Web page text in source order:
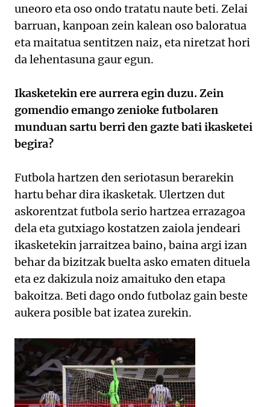
uneoro eta oso ondo tratatu naute beti. Zelai
barruan, kanpoan zein kalean oso baloratua
eta maitatua sentitzen naiz, eta niretzat hori
da lehentasuna gaur egun.
Ikasketekin ere aurrera egin duzu. Zein
gomendio emango zenioke futbolaren
munduan sartu berri den gazte bati ikasketei
begira?
Futbola hartzen den seriotasun berarekin
hartu behar dira ikasketak. Ulertzen dut
askorentzat futbola serio hartzea errazagoa
dela eta gutxiago kostatzen zaiola jendeari
ikasketekin jarraitzea baino, baina argi izan
behar da bizitzak buelta asko ematen dituela
eta ez dakizula noiz amaituko den etapa
bakoitza. Beti dago ondo futbolaz gain beste
aukera posible bat izatea zurekin.